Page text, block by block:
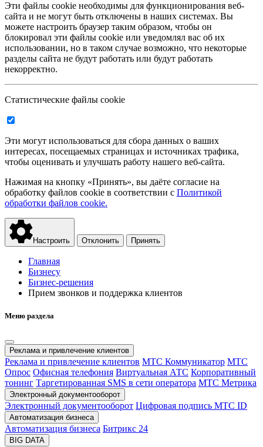
Эти файлы cookie необходимы для функционирования веб-
сайта и не могут быть отключены в наших системах. Вы
можете настроить браузер таким образом, чтобы он
блокировал эти файлы cookie или уведомлял вас об их
использовании, но в таком случае возможно, что некоторые
разделы сайта не будут работать или будут работать
некорректно.
Статистические файлы cookie
Эти могут использоваться для сбора данных о ваших
интересах, посещаемых страницах и источниках трафика,
чтобы оценивать и улучшать работу нашего веб-сайта.
Нажимая на кнопку «Принять», вы даёте согласие на
обработку файлов cookie в соответствии с Политикой
обработки файлов cookie.
Настроить Отклонить Принять
Главная
Бизнесу
Бизнес-решения
Прием звонков и поддержка клиентов
Меню раздела
Реклама и привлечение клиентов
Реклама и привлечение клиентов МТС Коммуникатор МТС
Опрос Офисная телефония Виртуальная АТС Корпоративный
тонинг Таргетированная SMS в сети оператора МТС Метрика
Электронный документооборот
Электронный документооборот Цифровая подпись МТС ID
Автоматизация бизнеса
Автоматизация бизнеса Битрикс 24
BIG DATA